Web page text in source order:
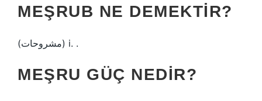
MEŞRUB NE DEMEKTIR?
(ﻣﺸﺮﻭﺣﺎﺕ) i. .
MEŞRU GÜÇ NEDIR?